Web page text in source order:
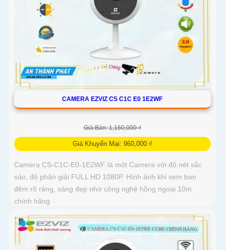
CAMERA EZVIZ CS C1C E0 1E2WF
Giá Bán: 1,160,000 ₫
Giá Khuyến Mại: 960,000 ₫
Camera CS-C1C-E0-1E2WF là một Camera với độ nét sắc
sảo, độ phân giải FULL HD 1080P. Hình ảnh khi xem ban
đêm rõ ràng, sáng đẹp nhờ công nghệ hồng ngoại 10m
chính hãng